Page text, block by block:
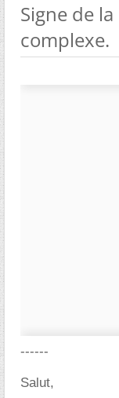
Signe de
complexe.
------
Salut,